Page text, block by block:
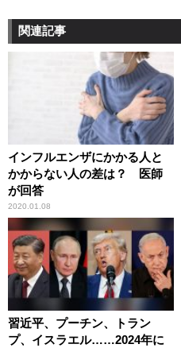
関連記事
インフルエンザにかかる人と
かからない人の差は？ 医師
が回答
2020.01.08
習近平、プーチン、トラン
プ、イスラエル……2024年に